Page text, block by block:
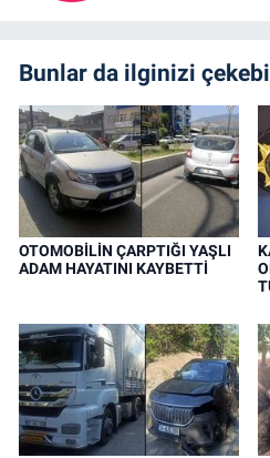
Bunlar da ilginizi
OTOMOBİLİN ÇARPTIĞI YAŞLI
ADAM HAYATINI KAYBETTİ